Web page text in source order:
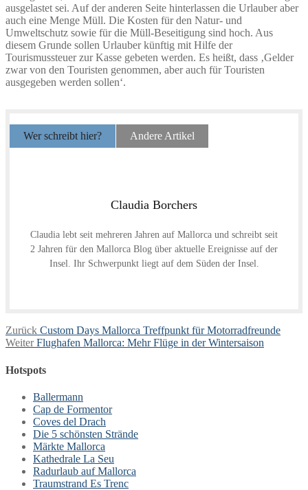
ausgelastet sei. Auf der anderen Seite hinterlassen die Urlauber aber
auch eine Menge Müll. Die Kosten für den Natur- und
Umweltschutz sowie für die Müll-Beseitigung sind hoch. Aus
diesem Grunde sollen Urlauber künftig mit Hilfe der
Tourismussteuer zur Kasse gebeten werden. Es heißt, dass ‚Gelder
zwar von den Touristen genommen, aber auch für Touristen
ausgegeben werden sollen‘.
Wer schreibt hier? Andere Artikel
Claudia Borchers
Claudia lebt seit mehreren Jahren auf Mallorca und schreibt seit
2 Jahren für den Mallorca Blog über aktuelle Ereignisse auf der
Insel. Ihr Schwerpunkt liegt auf dem Süden der Insel.
Beitragsnavigation
Zurück Vorheriger
Beitrag:
Custom Days Mallorca Treffpunkt für Motorradfreunde
Weiter Nächster
Flughafen Mallorca: Mehr Flüge in der Wintersaison
Hotspots
Ballermann
Cap de Formentor
Coves del Drach
Die 5 schönsten Strände
Märkte Mallorca
Kathedrale La Seu
Radurlaub auf Mallorca
Traumstrand Es Trenc